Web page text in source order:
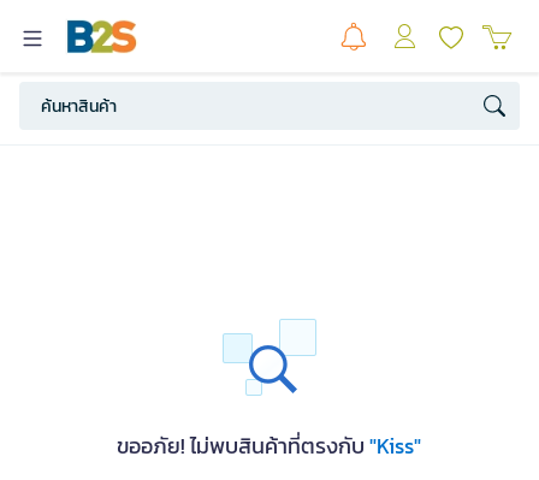
ขออภัย! ไม่พบสินค้าที่ตรงกับ"Kiss"